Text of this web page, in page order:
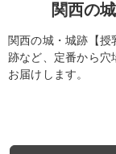
関西の
関西の城・城跡【授
跡など、定番から穴
お届けします。